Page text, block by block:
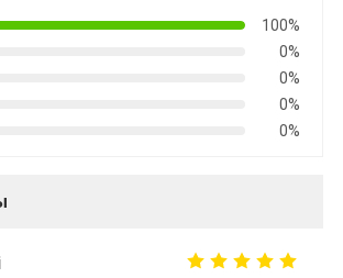
фольги
для герметизации трубопроводов
ЛЮБИМЦА
точности
100%
0%
0%
0%
0%